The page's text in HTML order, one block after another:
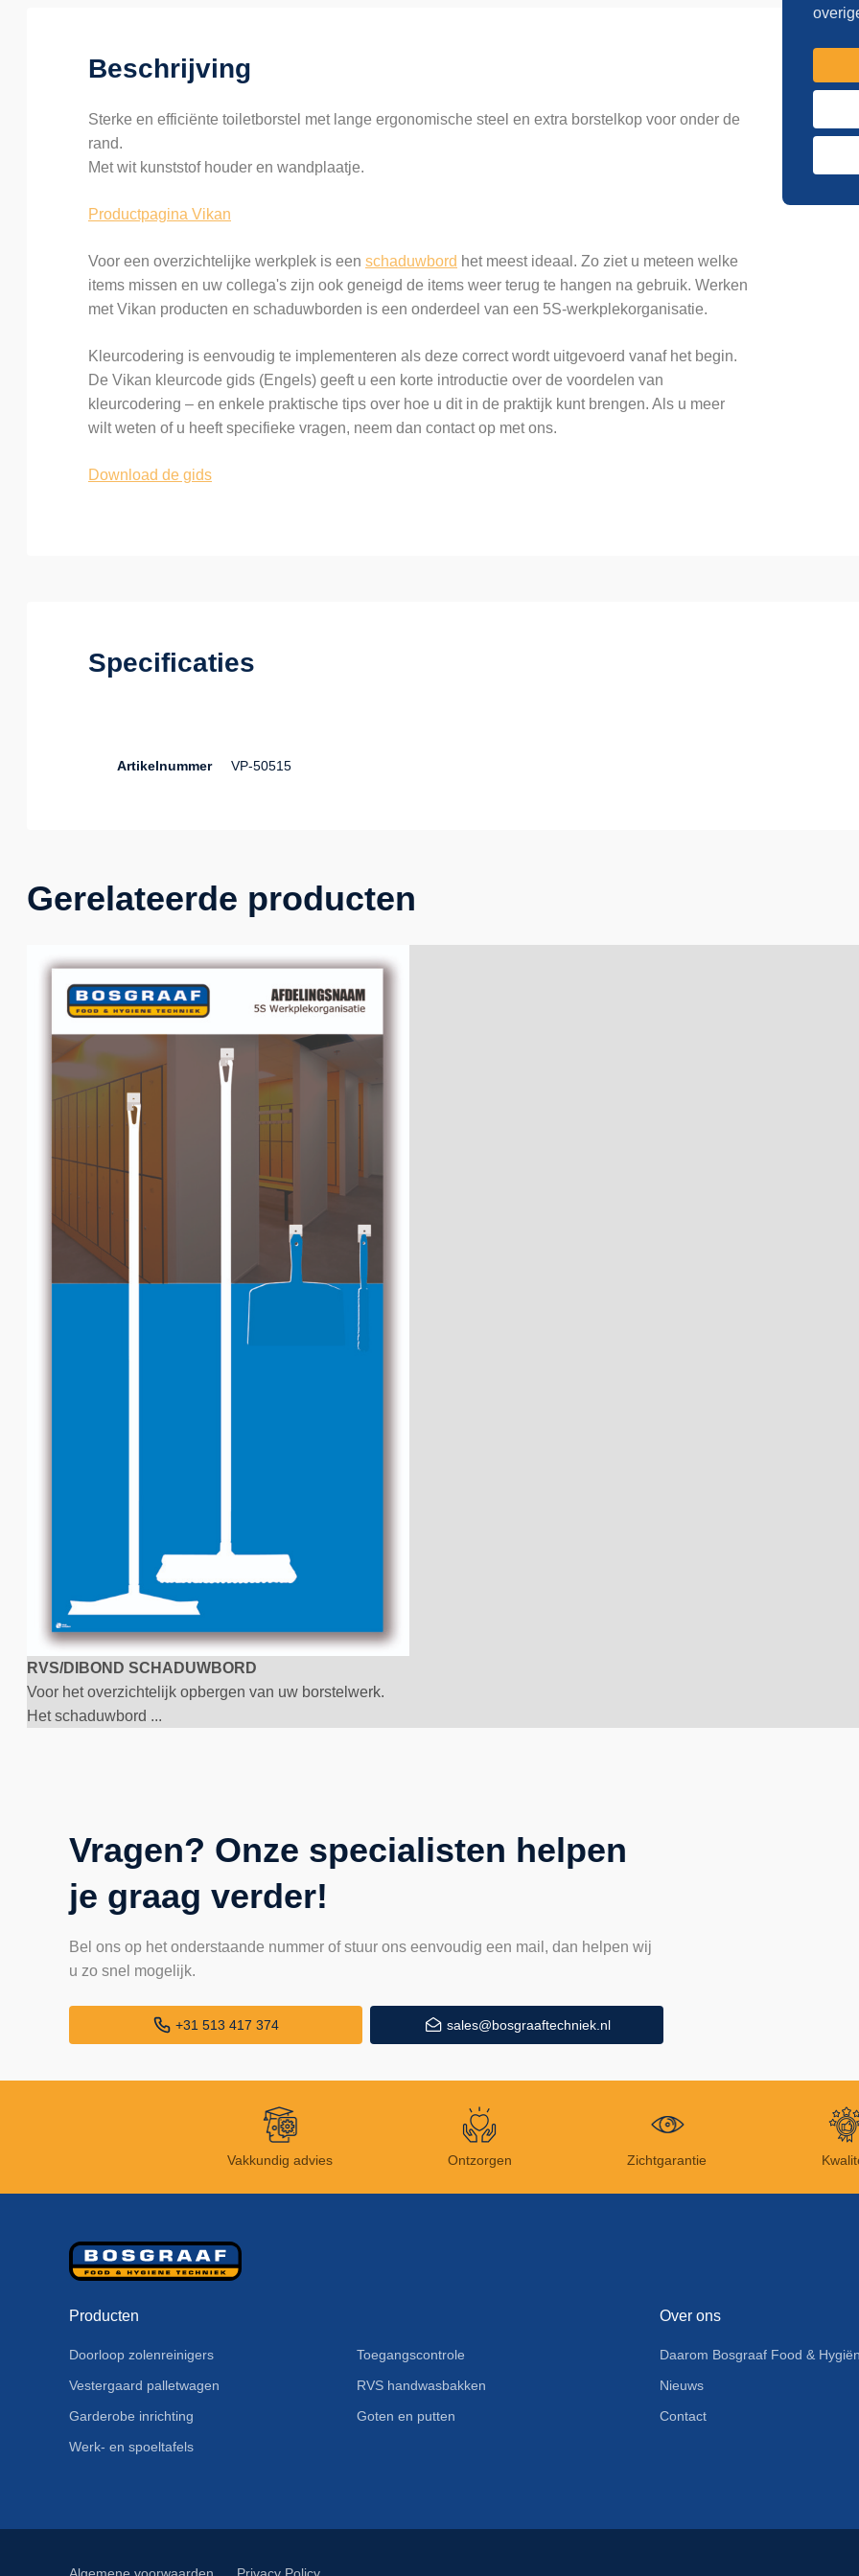
Beschrijving
Sterke en efficiënte toiletborstel met lange ergonomische steel en extra borstelkop voor onder de
rand.
Met wit kunststof houder en wandplaatje.
Productpagina Vikan
Voor een overzichtelijke werkplek is een schaduwbord het meest ideaal. Zo ziet u meteen welke
items missen en uw collega's zijn ook geneigd de items weer terug te hangen na gebruik. Werken
met Vikan producten en schaduwborden is een onderdeel van een 5S-werkplekorganisatie.
Kleurcodering is eenvoudig te implementeren als deze correct wordt uitgevoerd vanaf het begin.
De Vikan kleurcode gids (Engels) geeft u een korte introductie over de voordelen van
kleurcodering – en enkele praktische tips over hoe u dit in de praktijk kunt brengen. Als u meer
wilt weten of u heeft specifieke vragen, neem dan contact op met ons.
Download de gids
Specificaties
Artikelnummer VP-50515
Gerelateerde producten
RVS/DIBOND SCHADUWBORD
Voor het overzichtelijk opbergen van uw borstelwerk.
Het schaduwbord ...
Vragen? Onze specialisten helpen
je graag verder!
Bel ons op het onderstaande nummer of stuur ons eenvoudig een mail, dan helpen wij
u zo snel mogelijk.
+31 513 417 374 sales@bosgraaftechniek.nl
Vakkundig advies Ontzorgen Zichtgarantie
Producten
Doorloop zolenreinigers
Vestergaard palletwagen
Garderobe inrichting
Werk- en spoeltafels
Toegangscontrole
RVS handwasbakken
Goten en putten
Over ons
Daarom Bosgraaf Food &
Nieuws
Contact